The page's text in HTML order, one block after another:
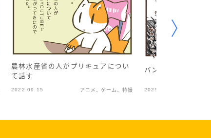
農林水産省の人がプリキュアについ
て話す
2022.09.15 アニメ、ゲーム、特撮
バンパイアハンタ
2025.03.03